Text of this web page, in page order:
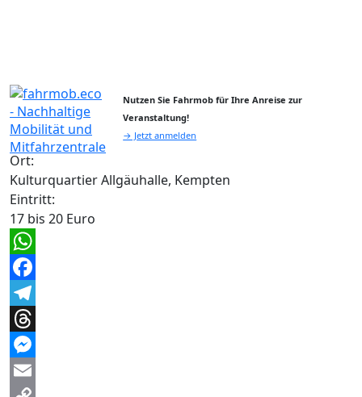
Nutzen Sie Fahrmob für Ihre Anreise zur
Veranstaltung!
→ Jetzt anmelden
Ort:
Kulturquartier Allgäuhalle, Kempten
Eintritt:
17 bis 20 Euro
WhatsApp
Facebook
Telegram
Threads
Messenger